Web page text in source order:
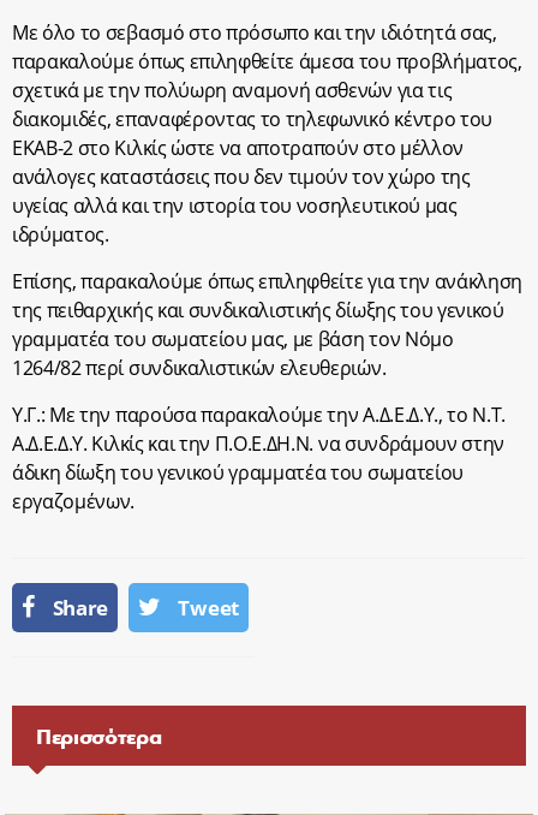
Με όλο το σεβασμό στο πρόσωπο και την ιδιότητά σας,
παρακαλούμε όπως επιληφθείτε άμεσα του προβλήματος,
σχετικά με την πολύωρη αναμονή ασθενών για τις
διακομιδές, επαναφέροντας το τηλεφωνικό κέντρο του
ΕΚΑΒ-2 στο Κιλκίς ώστε να αποτραπούν στο μέλλον
ανάλογες καταστάσεις που δεν τιμούν τον χώρο της
υγείας αλλά και την ιστορία του νοσηλευτικού μας
ιδρύματος.
Επίσης, παρακαλούμε όπως επιληφθείτε για την ανάκληση
της πειθαρχικής και συνδικαλιστικής δίωξης του γενικού
γραμματέα του σωματείου μας, με βάση τον Νόμο
1264/82 περί συνδικαλιστικών ελευθεριών.
Υ.Γ.: Με την παρούσα παρακαλούμε την Α.Δ.Ε.Δ.Υ., το Ν.Τ.
Α.Δ.Ε.Δ.Υ. Κιλκίς και την Π.Ο.Ε.ΔΗ.Ν. να συνδράμουν στην
άδικη δίωξη του γενικού γραμματέα του σωματείου
εργαζομένων.
Share Tweet
Περισσότερα